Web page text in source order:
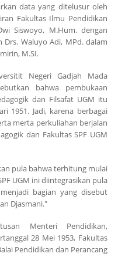
data yang ditelusur oleh
Fakultas Ilmu Pendidikan
Siswoyo, M.Hum. dengan
Drs. Waluyo Adi, MPd. dalam
M.SI.
Negeri Gadjah Mada
bahwa pembukaan
dan Filsafat UGM itu
1951. Jadi, karena berbagai
merta perkuliahan berjalan
dan Fakultas SPF UGM
pula bahwa terhitung mulai
UGM ini diintegrasikan pula
bagian yang disebut
Djasmani."
Menteri Pendidikan,
28 Mei 1953, Fakultas
Pendidikan dan Perancang